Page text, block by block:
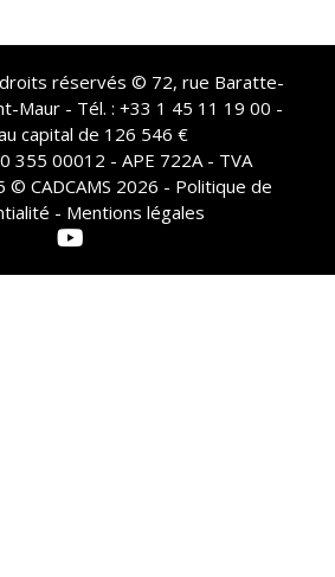
droits réservés © 72, rue Baratte-
Maur - Tél. : +33 1 45 11 19 00 -
capital de 126 546 €
355 00012 - APE 722A - TVA
© CADCAMS 2026 - Politique de
- Mentions légales